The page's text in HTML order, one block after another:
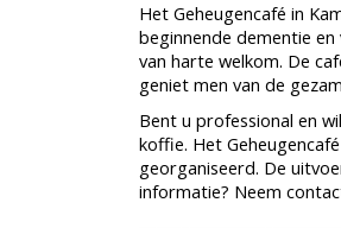
Het Geheugencafé in
beginnende dementie
van harte welkom. De
geniet men van de
Bent u professional en
koffie. Het
georganiseerd. De
informatie? Neem